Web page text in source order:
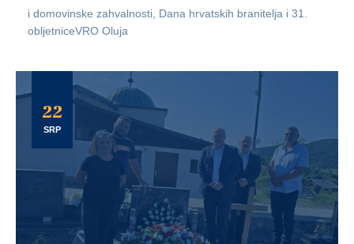
i domovinske zahvalnosti, Dana hrvatskih branitelja i 31.
obljetniceVRO Oluja
22
SRP